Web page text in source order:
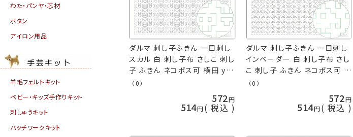
わた・パンヤ・芯材
ボタン
アイロン用品
羊毛フェルトキット
ベビー・キッズ手作りキット
刺しゅうキット
パッチワークキット
ダルマ 刺し子ふきん 一目刺し
スカル 白 刺し子布 さしこ 刺し
子 ふきん ネコポス可 横田 ykt
手芸の山久
（0）
572
514 税込
ダルマ 刺し子ふきん 一目刺し
インベーダー 白 刺し子布 さし
こ 刺し子 ふきん ネコポス可 横
田 ykt 手芸の山久
（0）
572
514 税込